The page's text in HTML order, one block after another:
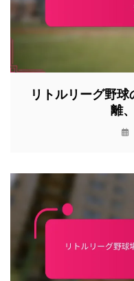
リトルリーグ野
離